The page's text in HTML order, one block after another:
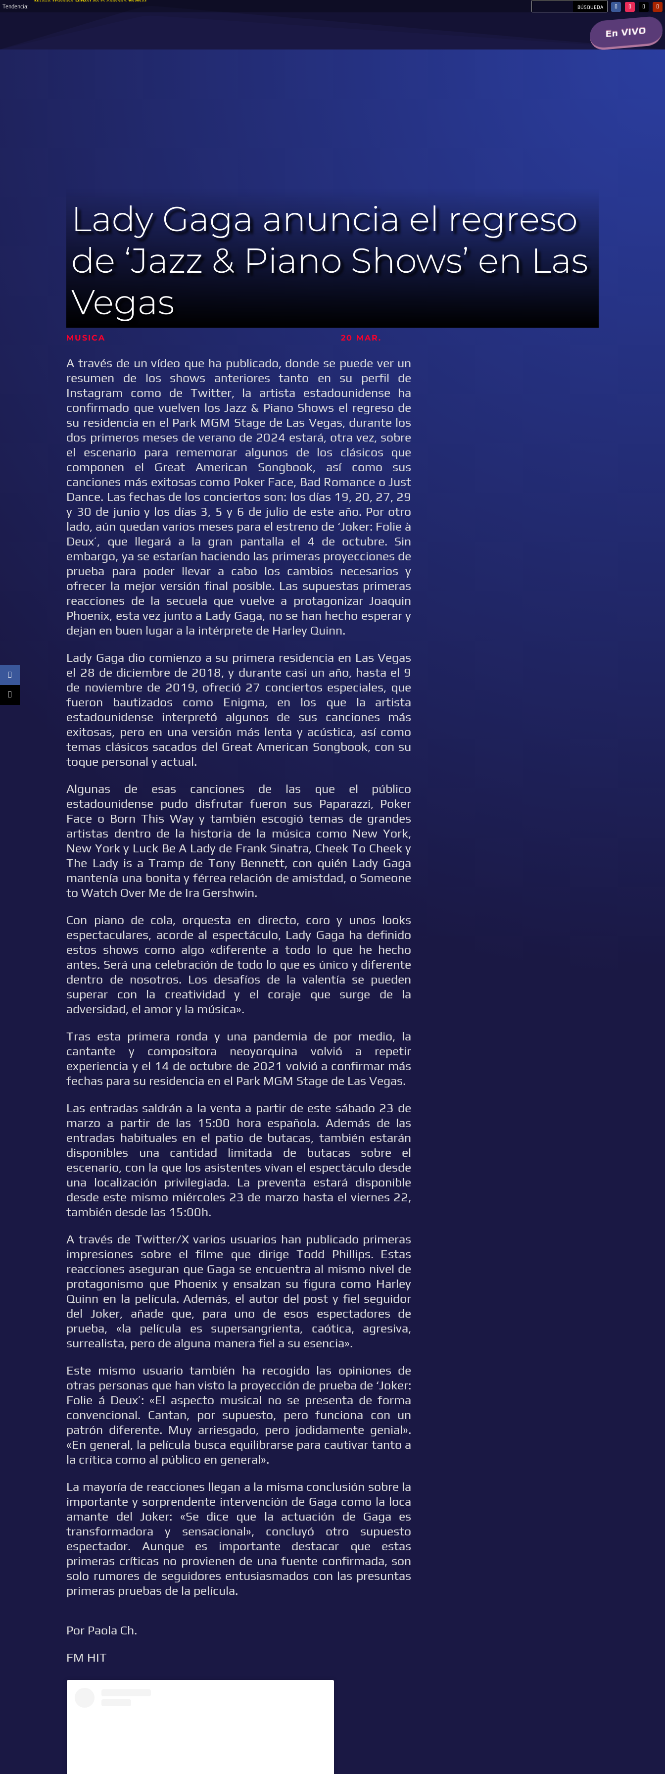
Tendencia:
Nuevo Ranking HitBol de la semana #hitbol
En VIVO
Lady Gaga anuncia el regreso
de ‘Jazz & Piano Shows’ en Las
Vegas
MUSICA 20 MAR.
A través de un vídeo que ha publicado, donde se puede ver un
resumen de los shows anteriores tanto en su perfil de
Instagram como de Twitter, la artista estadounidense ha
confirmado que vuelven los Jazz & Piano Shows el regreso de
su residencia en el Park MGM Stage de Las Vegas, durante los
dos primeros meses de verano de 2024 estará, otra vez, sobre
el escenario para rememorar algunos de los clásicos que
componen el Great American Songbook, así como sus
canciones más exitosas como Poker Face, Bad Romance o Just
Dance. Las fechas de los conciertos son: los días 19, 20, 27, 29
y 30 de junio y los días 3, 5 y 6 de julio de este año. Por otro
lado, aún quedan varios meses para el estreno de ‘Joker: Folie à
Deux’, que llegará a la gran pantalla el 4 de octubre. Sin
embargo, ya se estarían haciendo las primeras proyecciones de
prueba para poder llevar a cabo los cambios necesarios y
ofrecer la mejor versión final posible. Las supuestas primeras
reacciones de la secuela que vuelve a protagonizar Joaquin
Phoenix, esta vez junto a Lady Gaga, no se han hecho esperar y
dejan en buen lugar a la intérprete de Harley Quinn.
Lady Gaga dio comienzo a su primera residencia en Las Vegas
el 28 de diciembre de 2018, y durante casi un año, hasta el 9
de noviembre de 2019, ofreció 27 conciertos especiales, que
fueron bautizados como Enigma, en los que la artista
estadounidense interpretó algunos de sus canciones más
exitosas, pero en una versión más lenta y acústica, así como
temas clásicos sacados del Great American Songbook, con su
toque personal y actual.
Algunas de esas canciones de las que el público
estadounidense pudo disfrutar fueron sus Paparazzi, Poker
Face o Born This Way y también escogió temas de grandes
artistas dentro de la historia de la música como New York,
New York y Luck Be A Lady de Frank Sinatra, Cheek To Cheek y
The Lady is a Tramp de Tony Bennett, con quién Lady Gaga
mantenía una bonita y férrea relación de amistdad, o Someone
to Watch Over Me de Ira Gershwin.
Con piano de cola, orquesta en directo, coro y unos looks
espectaculares, acorde al espectáculo, Lady Gaga ha definido
estos shows como algo «diferente a todo lo que he hecho
antes. Será una celebración de todo lo que es único y diferente
dentro de nosotros. Los desafíos de la valentía se pueden
superar con la creatividad y el coraje que surge de la
adversidad, el amor y la música».
Tras esta primera ronda y una pandemia de por medio, la
cantante y compositora neoyorquina volvió a repetir
experiencia y el 14 de octubre de 2021 volvió a confirmar más
fechas para su residencia en el Park MGM Stage de Las Vegas.
Las entradas saldrán a la venta a partir de este sábado 23 de
marzo a partir de las 15:00 hora española. Además de las
entradas habituales en el patio de butacas, también estarán
disponibles una cantidad limitada de butacas sobre el
escenario, con la que los asistentes vivan el espectáculo desde
una localización privilegiada. La preventa estará disponible
desde este mismo miércoles 23 de marzo hasta el viernes 22,
también desde las 15:00h.
A través de Twitter/X varios usuarios han publicado primeras
impresiones sobre el filme que dirige Todd Phillips. Estas
reacciones aseguran que Gaga se encuentra al mismo nivel de
protagonismo que Phoenix y ensalzan su figura como Harley
Quinn en la película. Además, el autor del post y fiel seguidor
del Joker, añade que, para uno de esos espectadores de
prueba, «la película es supersangrienta, caótica, agresiva,
surrealista, pero de alguna manera fiel a su esencia».
Este mismo usuario también ha recogido las opiniones de
otras personas que han visto la proyección de prueba de ‘Joker:
Folie á Deux’: «El aspecto musical no se presenta de forma
convencional. Cantan, por supuesto, pero funciona con un
patrón diferente. Muy arriesgado, pero jodidamente genial».
«En general, la película busca equilibrarse para cautivar tanto a
la crítica como al público en general».
La mayoría de reacciones llegan a la misma conclusión sobre la
importante y sorprendente intervención de Gaga como la loca
amante del Joker: «Se dice que la actuación de Gaga es
transformadora y sensacional», concluyó otro supuesto
espectador. Aunque es importante destacar que estas
primeras críticas no provienen de una fuente confirmada, son
solo rumores de seguidores entusiasmados con las presuntas
primeras pruebas de la película.
Por Paola Ch.
FM HIT